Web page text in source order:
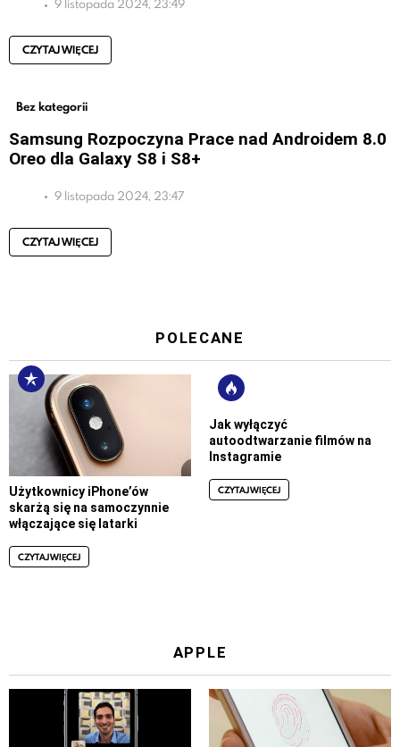
9 listopada 2024, 23:49
CZYTAJ WIĘCEJ
Bez kategorii
Samsung Rozpoczyna Prace nad Androidem 8.0
Oreo dla Galaxy S8 i S8+
9 listopada 2024, 23:47
CZYTAJ WIĘCEJ
POLECANE
Użytkownicy iPhone’ów
skarżą się na samoczynnie
włączające się latarki
CZYTAJ WIĘCEJ
Jak wyłączyć
autoodtwarzanie filmów na
Instagramie
CZYTAJ WIĘCEJ
APPLE